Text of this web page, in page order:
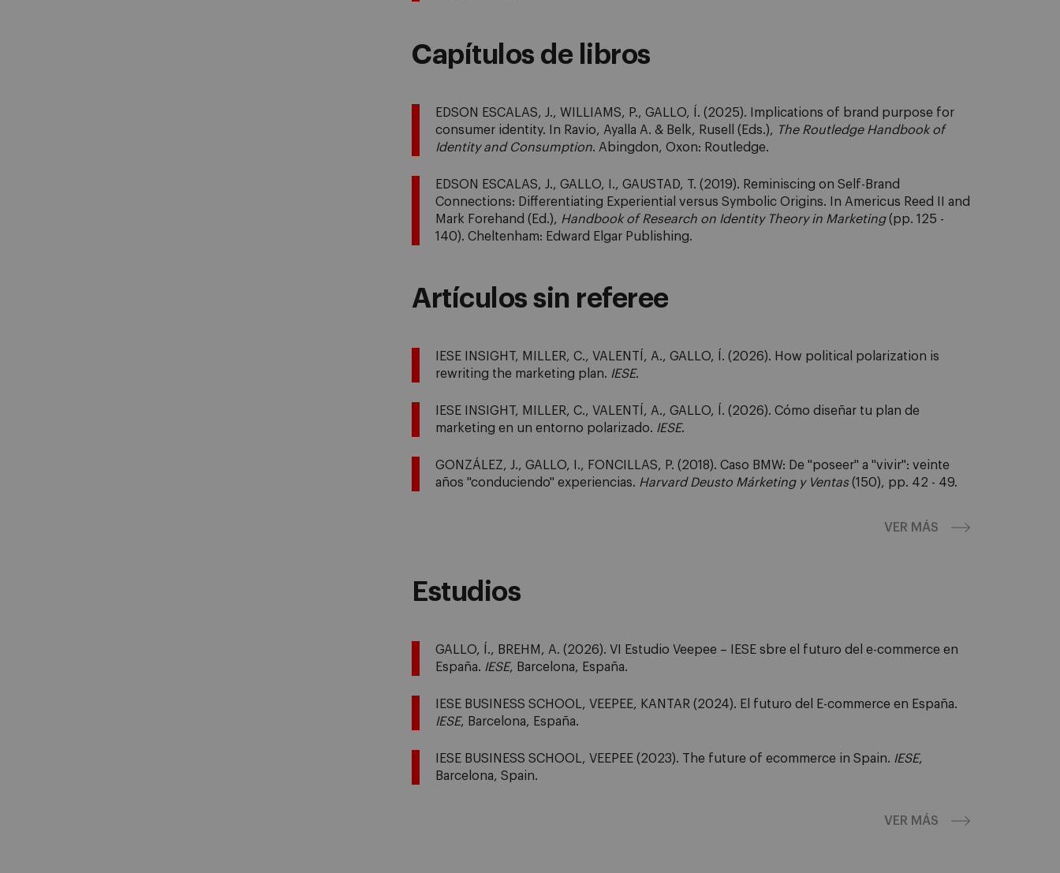
Capítulos de libros
EDSON ESCALAS, J., WILLIAMS, P., GALLO, Í. (2025). Implications of brand purpose for
consumer identity. In Ravio, Ayalla A. & Belk, Rusell (Eds.), The Routledge Handbook of
Identity and Consumption. Abingdon, Oxon: Routledge.
EDSON ESCALAS, J., GALLO, I., GAUSTAD, T. (2019). Reminiscing on Self-Brand
Connections: Differentiating Experiential versus Symbolic Origins. In Americus Reed II and
Mark Forehand (Ed.), Handbook of Research on Identity Theory in Marketing(pp. 125 -
140). Cheltenham: Edward Elgar Publishing.
Artículos sin referee
IESE INSIGHT, MILLER, C., VALENTÍ, A., GALLO, Í. (2026). How political polarization is
rewriting the marketing plan. IESE.
IESE INSIGHT, MILLER, C., VALENTÍ, A., GALLO, Í. (2026). Cómo diseñar tu plan de
marketing en un entorno polarizado. IESE.
GONZÁLEZ, J., GALLO, I., FONCILLAS, P. (2018). Caso BMW: De "poseer" a "vivir": veinte
años "conduciendo" experiencias. Harvard Deusto Márketing y Ventas(150), pp. 42 - 49.
VER MÁS
Estudios
GALLO, Í., BREHM, A. (2026). VI Estudio Veepee – IESE sbre el futuro del e-commerce en
España. IESE, Barcelona, España.
IESE BUSINESS SCHOOL, VEEPEE, KANTAR (2024). El futuro del E-commerce en España.
IESE, Barcelona, España.
IESE BUSINESS SCHOOL, VEEPEE (2023). The future of ecommerce in Spain. IESE,
Barcelona, Spain.
VER MÁS